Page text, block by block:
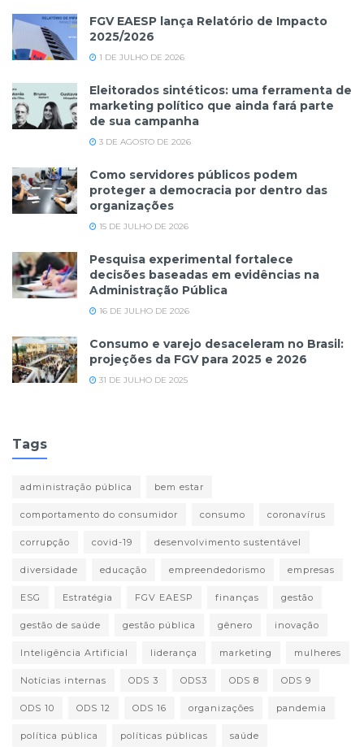
FGV EAESP lança Relatório de Impacto
2025/2026
1 DE JULHO DE 2026
Eleitorados sintéticos: uma ferramenta de
marketing político que ainda fará parte
de sua campanha
3 DE AGOSTO DE 2026
Como servidores públicos podem
proteger a democracia por dentro das
organizações
15 DE JULHO DE 2026
Pesquisa experimental fortalece
decisões baseadas em evidências na
Administração Pública
16 DE JULHO DE 2026
Consumo e varejo desaceleram no Brasil:
projeções da FGV para 2025 e 2026
31 DE JULHO DE 2025
Tags
administração pública bem estar
comportamento do consumidor consumo coronavírus
corrupção covid-19 desenvolvimento sustentável
diversidade educação empreendedorismo empresas
ESG Estratégia FGV EAESP finanças gestão
gestão de saúde gestão pública gênero inovação
Inteligência Artificial liderança marketing mulheres
Notícias internas ODS 3 ODS3 ODS 8 ODS 9
ODS 10 ODS 12 ODS 16 organizações pandemia
política pública políticas públicas saúde